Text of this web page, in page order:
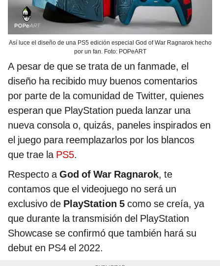
Así luce el diseño de una PS5 edición especial God of War Ragnarok hecho
por un fan. Foto: POPeART
A pesar de que se trata de un fanmade, el
diseño ha recibido muy buenos comentarios
por parte de la comunidad de Twitter, quienes
esperan que PlayStation pueda lanzar una
nueva consola o, quizás, paneles inspirados en
el juego para reemplazarlos por los blancos
que trae la PS5.
Respecto aGod of War Ragnarok, te
contamos que el videojuego no será un
exclusivo de PlayStation 5 como se creía, ya
que durante la transmisión del PlayStation
Showcase se confirmó que también hará su
debut en PS4 el 2022.